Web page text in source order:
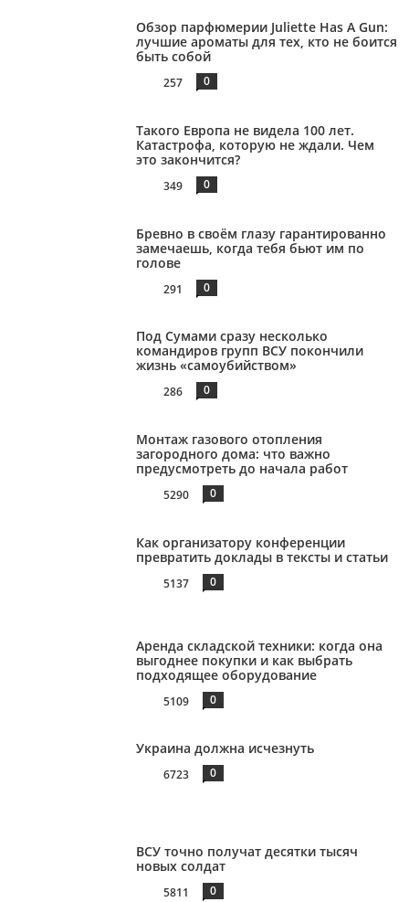
Обзор парфюмерии Juliette Has A Gun:
лучшие ароматы для тех, кто не боится
быть собой
257 0
Такого Европа не видела 100 лет.
Катастрофа, которую не ждали. Чем
это закончится?
349 0
Бревно в своём глазу гарантированно
замечаешь, когда тебя бьют им по
голове
291 0
Под Сумами сразу несколько
командиров групп ВСУ покончили
жизнь «самоубийством»
286 0
Монтаж газового отопления
загородного дома: что важно
предусмотреть до начала работ
5290 0
Как организатору конференции
превратить доклады в тексты и статьи
5137 0
Аренда складской техники: когда она
выгоднее покупки и как выбрать
подходящее оборудование
5109 0
Украина должна исчезнуть
6723 0
ВСУ точно получат десятки тысяч
новых солдат
5811 0